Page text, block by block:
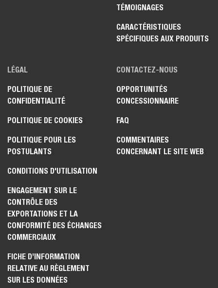
TÉMOIGNAGES
CARACTÉRISTIQUES
SPÉCIFIQUES AUX PRODUITS
LÉGAL
POLITIQUE DE
CONFIDENTIALITÉ
POLITIQUE DE COOKIES
POLITIQUE POUR LES
POSTULANTS
CONDITIONS D'UTILISATION
ENGAGEMENT SUR LE
CONTRÔLE DES
EXPORTATIONS ET LA
CONFORMITÉ DES ÉCHANGES
COMMERCIAUX
FICHE D’INFORMATION
RELATIVE AU RÈGLEMENT
SUR LES DONNÉES
CONTACTEZ-NOUS
OPPORTUNITÉS
CONCESSIONNAIRE
FAQ
COMMENTAIRES
CONCERNANT LE SITE WEB